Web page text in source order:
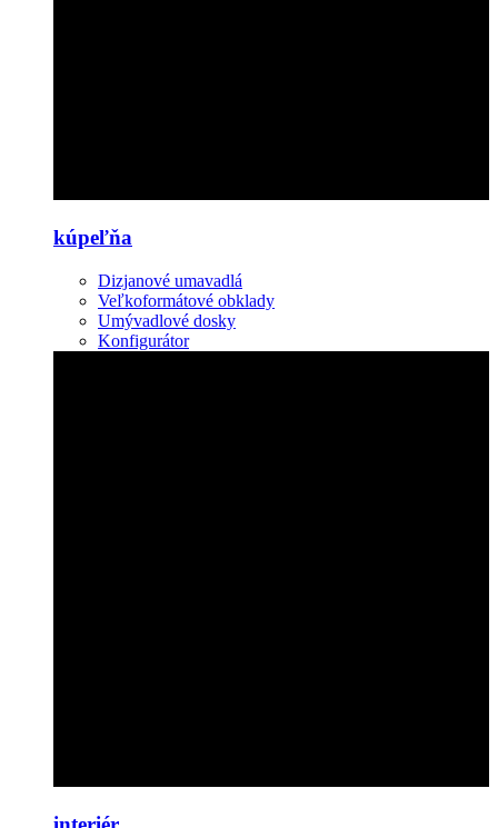
kúpeľňa
Dizjanové umavadlá
Veľkoformátové obklady
Umývadlové dosky
Konfigurátor